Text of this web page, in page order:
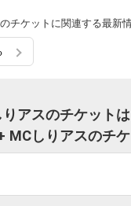
チケットに関連する最新
アスのチケットは
しりアスのチ